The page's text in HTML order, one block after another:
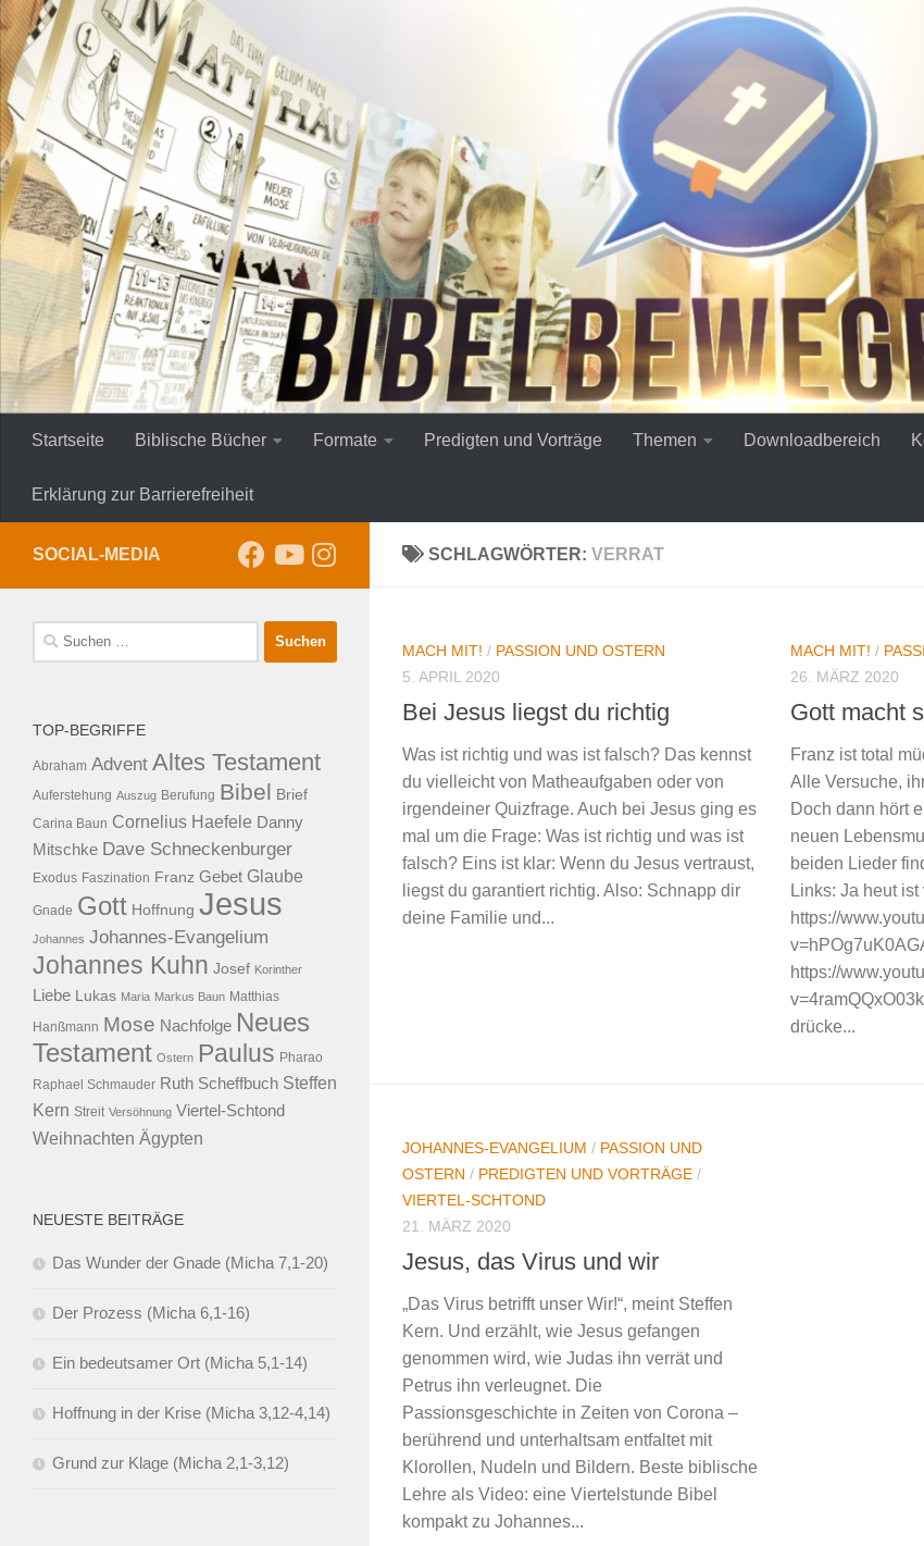
Zum Inhalt springen
Startseite Biblische Bücher Formate Predigten und Vorträge Themen Downloadbereich
Erklärung zur Barrierefreiheit
SCHLAGWÖRTER: VERRAT
MACH MIT! / PASSION UND OSTERN
5. APRIL 2020
Bei Jesus liegst du richtig
Was ist richtig und was ist falsch? Das kennst
du vielleicht von Matheaufgaben oder von
irgendeiner Quizfrage. Auch bei Jesus ging es
mal um die Frage: Was ist richtig und was ist
falsch? Eins ist klar: Wenn du Jesus vertraust,
liegst du garantiert richtig. Also: Schnapp dir
deine Familie und...
MACH MIT! /
26. MÄRZ 2020
Gott macht
Franz ist total
Alle Versuche,
Doch dann hört
neuen
beiden Lieder
Links: Ja heut
https://
https://
drücke...
JOHANNES-EVANGELIUM / PASSION UND
OSTERN / PREDIGTEN UND VORTRÄGE /
VIERTEL-SCHTOND
21. MÄRZ 2020
Jesus, das Virus und wir
„Das Virus betrifft unser Wir!“, meint Steffen
Kern. Und erzählt, wie Jesus gefangen
genommen wird, wie Judas ihn verrät und
Petrus ihn verleugnet. Die
Passionsgeschichte in Zeiten von Corona –
berührend und unterhaltsam entfaltet mit
Klorollen, Nudeln und Bildern. Beste biblische
Lehre als Video: eine Viertelstunde Bibel
kompakt zu Johannes...
SOCIAL-MEDIA
Suche
nach:
TOP-BEGRIFFE
Abraham Advent Altes Testament
Auferstehung Auszug Berufung Bibel Brief
Carina Baun Cornelius Haefele Danny
Mitschke Dave Schneckenburger
Exodus Faszination Franz Gebet Glaube
Gnade Gott Hoffnung Jesus
Johannes Johannes-Evangelium
Johannes Kuhn Josef Korinther
Liebe Lukas Maria Markus Baun Matthias
Hanßmann Mose Nachfolge Neues
Testament Ostern Paulus Pharao
Raphael Schmauder Ruth Scheffbuch Steffen
Kern Streit Versöhnung Viertel-Schtond
Weihnachten Ägypten
NEUESTE BEITRÄGE
Das Wunder der Gnade (Micha 7,1-20)
Der Prozess (Micha 6,1-16)
Ein bedeutsamer Ort (Micha 5,1-14)
Hoffnung in der Krise (Micha 3,12-4,14)
Grund zur Klage (Micha 2,1-3,12)